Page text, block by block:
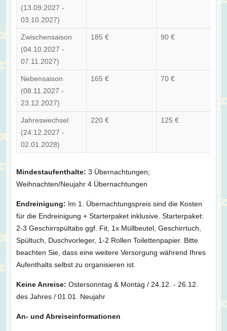
(13.09.2027 -
03.10.2027)
Zwischensaison
(04.10.2027 -
07.11.2027)
185 € 90 €
Nebensaison
(08.11.2027 -
23.12.2027)
165 € 70 €
Jahreswechsel
(24.12.2027 -
02.01.2028)
220 € 125 €
Mindestaufenthalte: 3 Übernachtungen;
Weihnachten/Neujahr 4 Übernachtungen
Endreinigung: Im 1. Übernachtungspreis sind die Kosten
für die Endreinigung + Starterpaket inklusive. Starterpaket:
2-3 Geschirrspültabs ggf. Fit, 1x Müllbeutel, Geschirrtuch,
Spültuch, Duschvorleger, 1-2 Rollen Toilettenpapier. Bitte
beachten Sie, dass eine weitere Versorgung während Ihres
Aufenthalts selbst zu organisieren ist.
Keine Anreise: Ostersonntag & Montag / 24.12. - 26.12.
des Jahres / 01.01. Neujahr
An- und Abreiseinformationen